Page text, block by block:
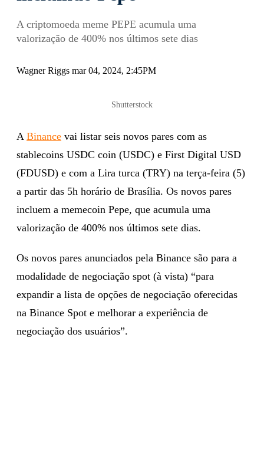
A criptomoeda meme PEPE acumula uma
valorização de 400% nos últimos sete dias
Wagner Riggs mar 04, 2024, 2:45PM
Shutterstock
A Binance vai listar seis novos pares com as
stablecoins USDC coin (USDC) e First Digital USD
(FDUSD) e com a Lira turca (TRY) na terça-feira (5)
a partir das 5h horário de Brasília. Os novos pares
incluem a memecoin Pepe, que acumula uma
valorização de 400% nos últimos sete dias.
Os novos pares anunciados pela Binance são para a
modalidade de negociação spot (à vista) “para
expandir a lista de opções de negociação oferecidas
na Binance Spot e melhorar a experiência de
negociação dos usuários”.